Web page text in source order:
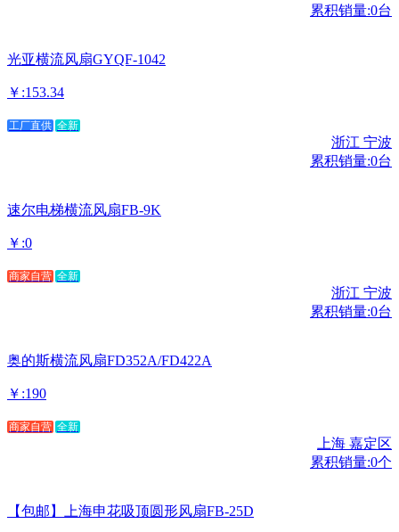
累积销量:0台
光亚横流风扇GYQF-1042
￥:153.34
工厂直供 全新
浙江 宁波
累积销量:0台
速尔电梯横流风扇FB-9K
￥:0
商家自营 全新
浙江 宁波
累积销量:0台
奥的斯横流风扇FD352A/FD422A
￥:190
商家自营 全新
上海 嘉定区
累积销量:0个
【包邮】上海申花吸顶圆形风扇FB-25D